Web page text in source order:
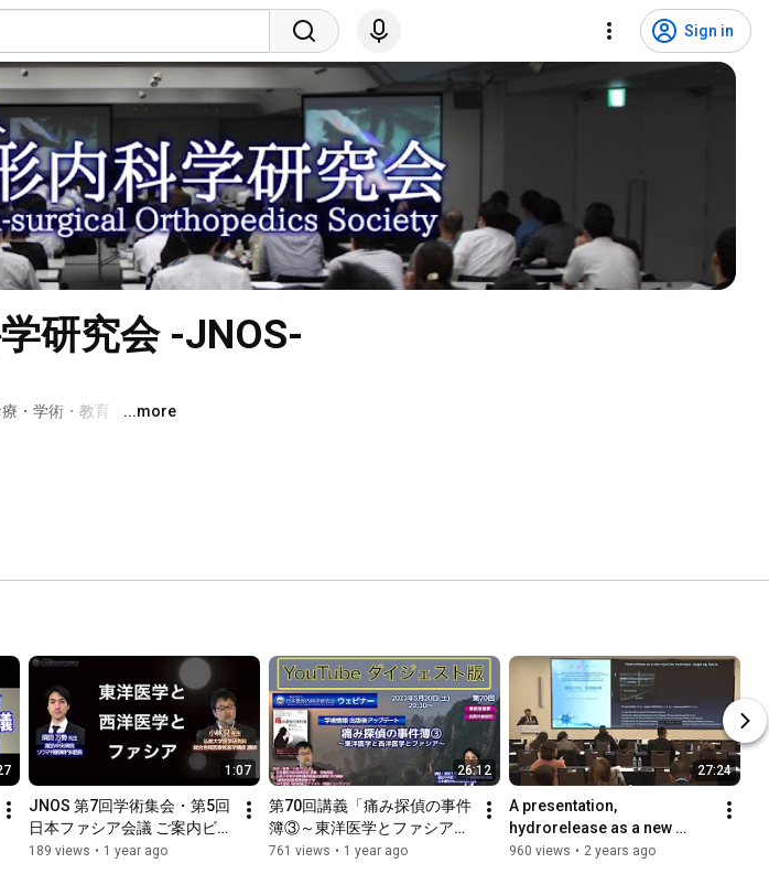
Sign in
研究会 -JNOS-
・学術・教育・研究の
...more
1:07
JNOS 第7回学術集会・第5回
日本ファシア会議 ご案内ビデ
オ
189 views • 1 year ago
26:12
第70回講義「痛み探偵の事件
簿③～東洋医学とファシア
～」ダイジェスト版
761 views • 1 year ago
27:24
A presentation,
hydrorelease as a new
injection technique
960 views • 2 years ago